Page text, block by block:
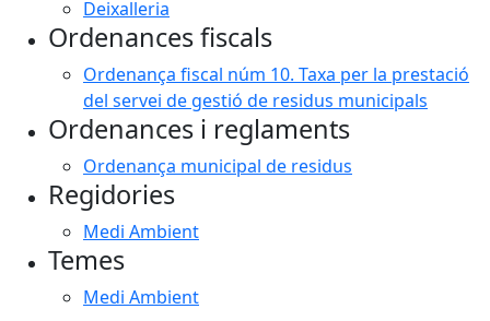
Deixalleria
Ordenances fiscals
Ordenança fiscal núm 10. Taxa per la prestació
del servei de gestió de residus municipals
Ordenances i reglaments
Ordenança municipal de residus
Regidories
Medi Ambient
Temes
Medi Ambient